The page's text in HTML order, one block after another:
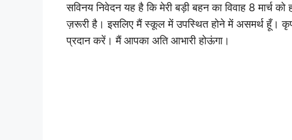
सविनय निवेदन यह है कि मेरी बड़ी बहन का विवाह 8 मार्च
ज़रूरी है। इसलिए मैं स्कूल में उपस्थित होने में असमर्थ हूँ।
प्रदान करें। मैं आपका अति आभारी होऊंगा।